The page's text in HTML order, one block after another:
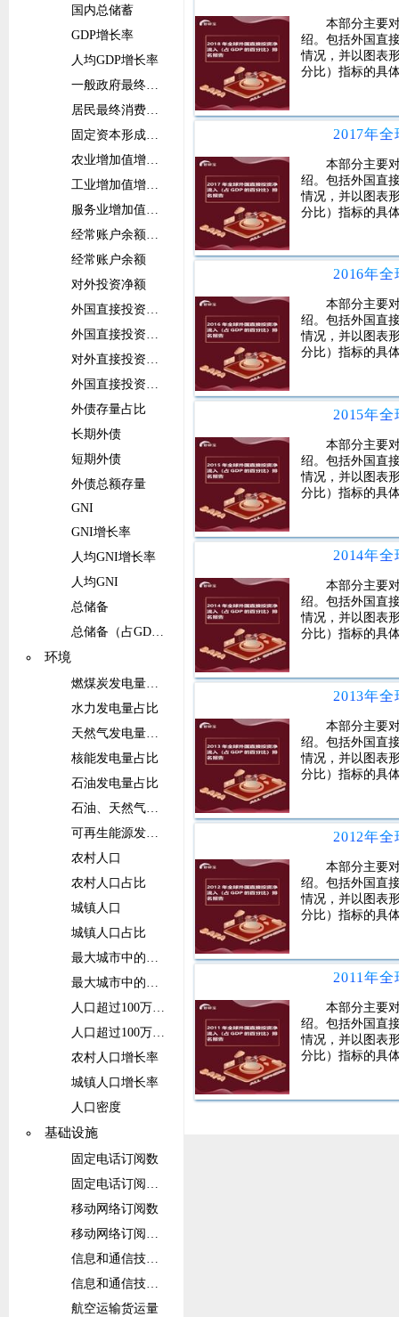
国内总储蓄
GDP增长率
人均GDP增长率
一般政府最终消费支出增长率
居民最终消费支出增长率
固定资本形成总额增长率
农业增加值增长率
工业增加值增长率
服务业增加值增长率
经常账户余额占比
经常账户余额
对外投资净额
外国直接投资净流入占比
外国直接投资净流入
对外直接投资净流出占比
外国直接投资净流出
外债存量占比
长期外债
短期外债
外债总额存量
GNI
GNI增长率
人均GNI增长率
人均GNI
总储备
总储备（占GDP的比重）
环境
燃煤炭发电量占比
水力发电量占比
天然气发电量占比
核能发电量占比
石油发电量占比
石油、天然气和煤炭能源的发电量占比
可再生能源发电量（不包括水电）占比
农村人口
农村人口占比
城镇人口
城镇人口占比
最大城市中的人口
最大城市中的人口占比
人口超过100万的城市群中的人口
人口超过100万的城市群中的人口占比
农村人口增长率
城镇人口增长率
人口密度
基础设施
固定电话订阅数
固定电话订阅数（每100人）
移动网络订阅数
移动网络订阅数（每100人）
信息和通信技术(ICT)服务出口占比
信息和通信技术(ICT)服务出口
航空运输货运量
本部分主要
绍。包括外国直
情况，并以图表
分比）指标的具
本部分主要
绍。包括外国直
情况，并以图表
分比）指标的具
本部分主要
绍。包括外国直
情况，并以图表
分比）指标的具
本部分主要
绍。包括外国直
情况，并以图表
分比）指标的具
本部分主要
绍。包括外国直
情况，并以图表
分比）指标的具
本部分主要
绍。包括外国直
情况，并以图表
分比）指标的具
本部分主要
绍。包括外国直
情况，并以图表
分比）指标的具
本部分主要
绍。包括外国直
情况，并以图表
分比）指标的具